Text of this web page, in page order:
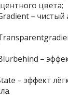
цвета;
–
–
– эффект